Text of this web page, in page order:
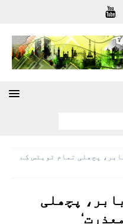
بابر، پچھلی تمام ٹویٹس کے
بابر، پچھلی